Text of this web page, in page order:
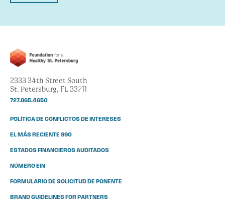
2333 34th Street South
St. Petersburg, FL 33711
727.865.4650
POLÍTICA DE CONFLICTOS DE INTERESES
EL MÁS RECIENTE 990
ESTADOS FINANCIEROS AUDITADOS
NÚMERO EIN
FORMULARIO DE SOLICITUD DE PONENTE
BRAND GUIDELINES FOR PARTNERS